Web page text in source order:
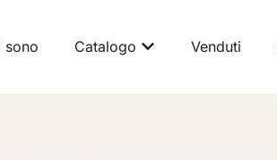
sono Catalogo Venduti